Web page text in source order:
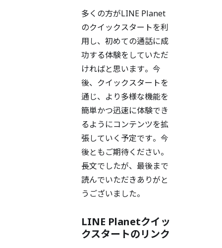
多くの方がLINE Planet
のクイックスタートを利
用し、初めての通話に成
功する体験をしていただ
ければと思います。今
後、クイックスタートを
通じ、より多様な機能を
簡単かつ迅速に体験でき
るようにコンテンツを拡
張していく予定です。今
後ともご期待ください。
長文でしたが、最後まで
読んでいただきありがと
うございました。
LINE Planetクイッ
クスタートのリンク